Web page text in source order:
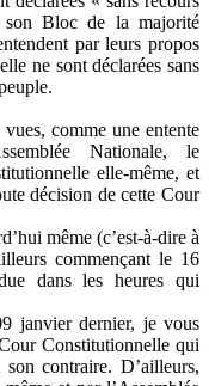
son Bloc de la majorité
par leurs propos
ne sont déclarées sans
comme une entente
Nationale, le
elle-même, et
décision de cette Cour
même (c’est-à-dire à
commençant le 16
dans les heures qui
janvier dernier, je vous
Constitutionnelle qui
contraire. D’ailleurs,